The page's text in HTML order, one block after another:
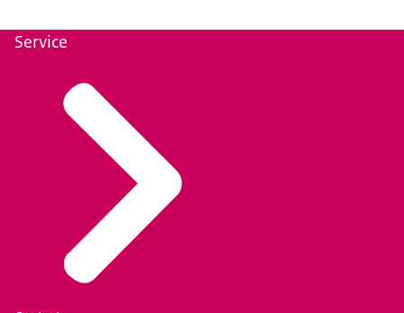
Service